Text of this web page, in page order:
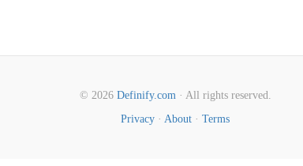
© 2026 Definify.com· All rights reserved.
Privacy · About · Terms